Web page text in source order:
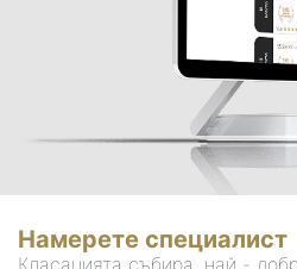
Намерете специалист